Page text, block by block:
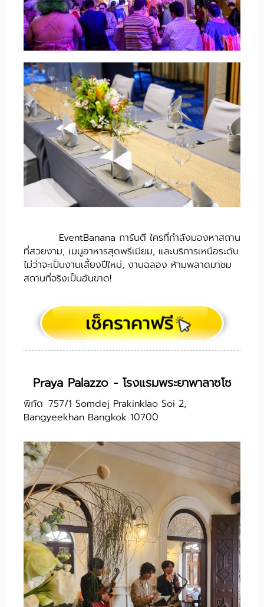
EventBanana การันตี ใครที่กำลังมองหาสถาน
ที่สวยงาม, เมนูอาหารสุดพรีเมียม, และบริการเหนือระดับ
ไม่ว่าจะเป็นงานเลี้ยงปีใหม่, งานฉลอง ห้ามพลาดมาชม
สถานที่จริงเป็นอันขาด!
Praya Palazzo - โรงแรมพระยาพาลาซโซ
พิกัด: 757/1 Somdej Prakinklao Soi 2,
Bangyeekhan Bangkok 10700